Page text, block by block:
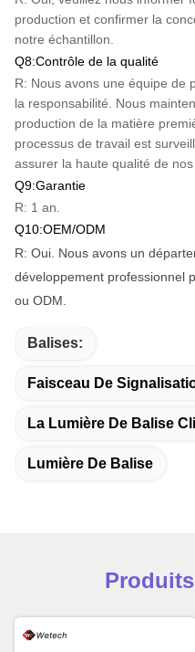
production et confirmer la
notre échantillon.
Q8:Contrôle de la qualité
R: Nous avons une équipe de
la responsabilité. Nous
production de la matière
processus de travail est
assurer la haute qualité de nos
Q9:Garantie
R: 1 an.
Q10:OEM/ODM
R: Oui. Nous avons un
développement professionnel
ou ODM.
Balises:
Faisceau De
La Lumière De Balise
Lumière De Balise